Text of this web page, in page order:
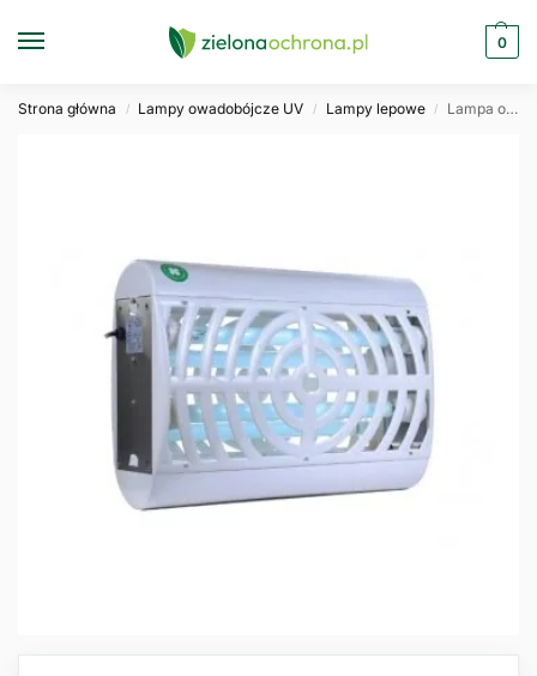
0
Strona główna / Lampy owadobójcze UV / Lampy lepowe / Lampa owadobójcza lepowa Deal-001 4x15W POMEL